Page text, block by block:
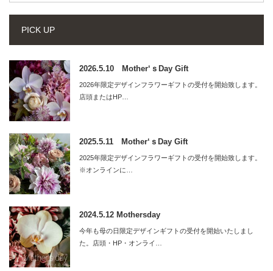
PICK UP
2026.5.10 Mother‘ｓDay Gift
2026年限定デザインフラワーギフトの受付を開始致します。
店頭またはHP…
2025.5.11 Mother‘ｓDay Gift
2025年限定デザインフラワーギフトの受付を開始致します。
※オンラインに…
2024.5.12 Mothersday
今年も母の日限定デザインギフトの受付を開始いたしまし
た。店頭・HP・オンライ…